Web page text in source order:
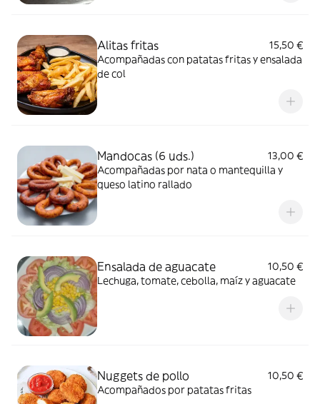
Alitas fritas
15,50 €
Acompañadas con patatas fritas y ensalada
de col
Mandocas (6 uds.)
13,00 €
Acompañadas por nata o mantequilla y
queso latino rallado
Ensalada de aguacate
10,50 €
Lechuga, tomate, cebolla, maíz y aguacate
Nuggets de pollo
10,50 €
Acompañados por patatas fritas